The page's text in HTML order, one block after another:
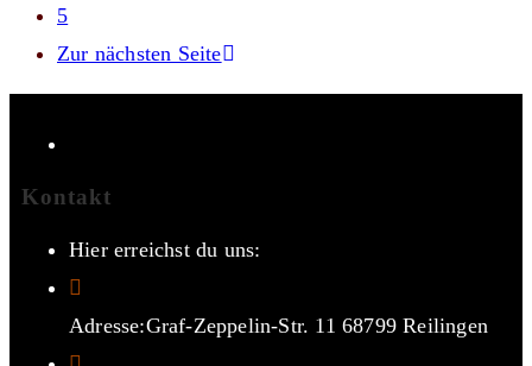
5
Zur nächsten Seite
Kontakt
Hier erreichst du uns:
Adresse:Graf-Zeppelin-Str. 11 68799 Reilingen